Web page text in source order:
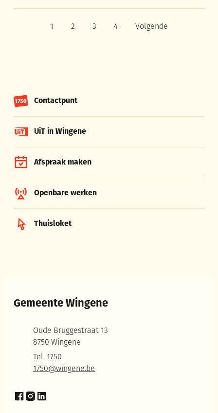
1 2 3 4 Volgende
Contactpunt
UiT in Wingene
Afspraak maken
Openbare werken
Thuisloket
Gemeente Wingene
Oude Bruggestraat 13
,8750 Wingene
1750
E-mail1750@wingene.be
Facebook
Instagram
LinkedIn